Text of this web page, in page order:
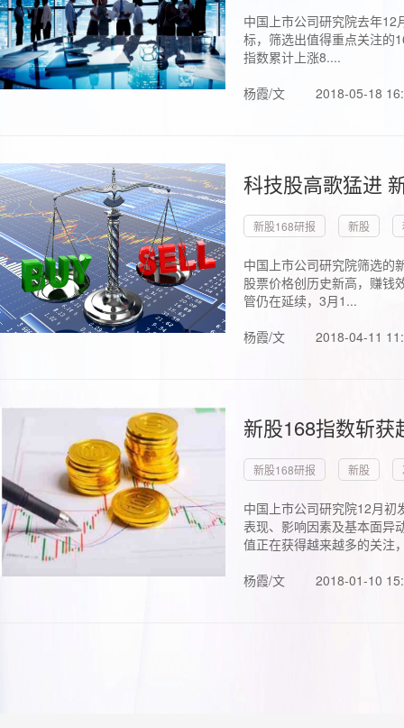
中国上市公司研究院去年
标，筛选出值得重点关注的
指数累计上涨8....
杨霞/文
2018-05-18
科技股高歌猛进
新股168研报 新股
中国上市公司研究院筛选的
股票价格创历史新高，赚钱
管仍在延续，3月1...
杨霞/文
2018-04-11
新股168指数斩
新股168研报 新股
中国上市公司研究院12月初
表现、影响因素及基本面异
值正在获得越来越多的关注
杨霞/文
2018-01-10